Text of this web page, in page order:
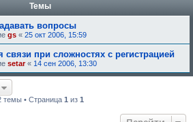
Темы
вопросы
gs « 25 окт 2006, 15:59
при сложностях с регистрацией
setar« 14 сен 2006, 13:30
темы • Страница 1 из 1